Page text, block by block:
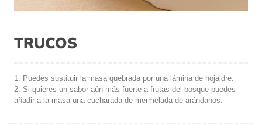
TRUCOS
1. Puedes sustituir la masa quebrada por una lámina de hojaldre.
2. Si quieres un sabor aún más fuerte a frutas del bosque puedes
añadir a la masa una cucharada de mermelada de arándanos.